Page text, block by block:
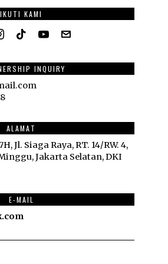
IKUTI KAMI
INQUIRY
ALAMAT
Jl. Siaga Raya, RT. 14/RW. 4,
Jakarta Selatan, DKI
E-MAIL